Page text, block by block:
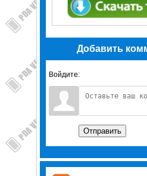
Добавить
Войдите:
Отправить